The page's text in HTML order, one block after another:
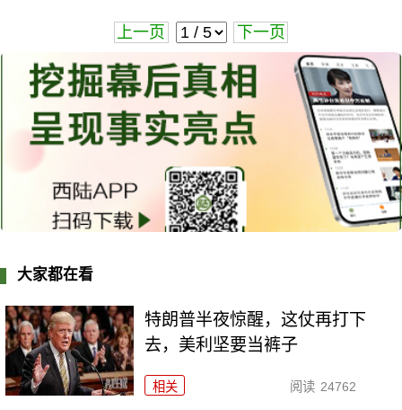
上一页 下一页
大家都在看
特朗普半夜惊醒，这仗再打下
去，美利坚要当裤子
相关 阅读 24762